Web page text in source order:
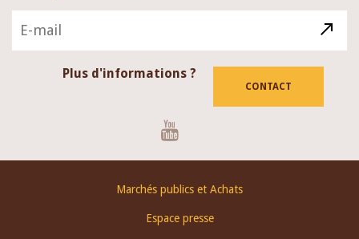
Plus d'informations ?
CONTACT
Marchés publics et Achats
Espace presse